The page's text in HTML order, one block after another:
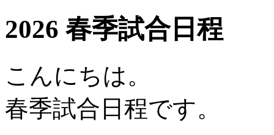
2026 春季試合日程
こんにちは。
春季試合日程です。